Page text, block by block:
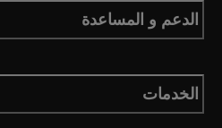
الدعم و المساعدة
الخدمات